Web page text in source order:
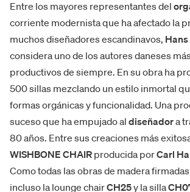
Entre los mayores representantes del
corriente modernista que ha afectado la
muchos diseñadores escandinavos, Hans
considera uno de los autores daneses
productivos de siempre. En su obra ha
500 sillas mezclando un estilo inmortal
formas orgánicas y funcionalidad. Una
suceso que ha empujado al diseñadora
80 años. Entre sus creaciones más
WISHBONE CHAIR producida porCarl
Como todas las obras de madera
incluso la lounge chairCH25y la silla